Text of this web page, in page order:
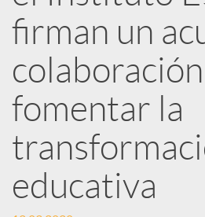
d
e
s
S
firman un
fomentar la
educativa